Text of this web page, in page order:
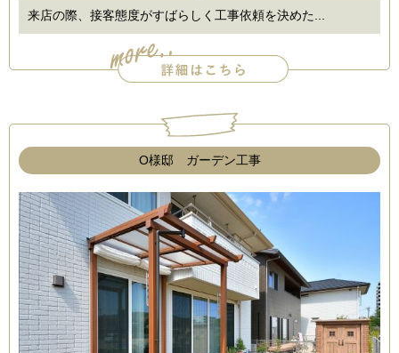
来店の際、接客態度がすばらしく工事依頼を決めた...
O様邸 ガーデン工事